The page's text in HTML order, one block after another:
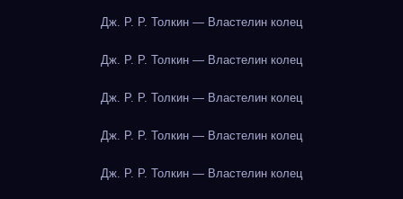
Дж. Р. Р. Толкин — Властелин колец
Дж. Р. Р. Толкин — Властелин колец
Дж. Р. Р. Толкин — Властелин колец
Дж. Р. Р. Толкин — Властелин колец
Дж. Р. Р. Толкин — Властелин колец